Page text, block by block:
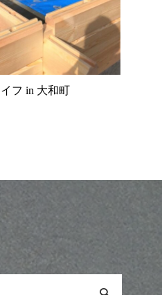
フ in 大和町